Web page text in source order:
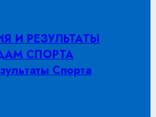
И РЕЗУЛЬТАТЫ
СПОРТА
Спорта